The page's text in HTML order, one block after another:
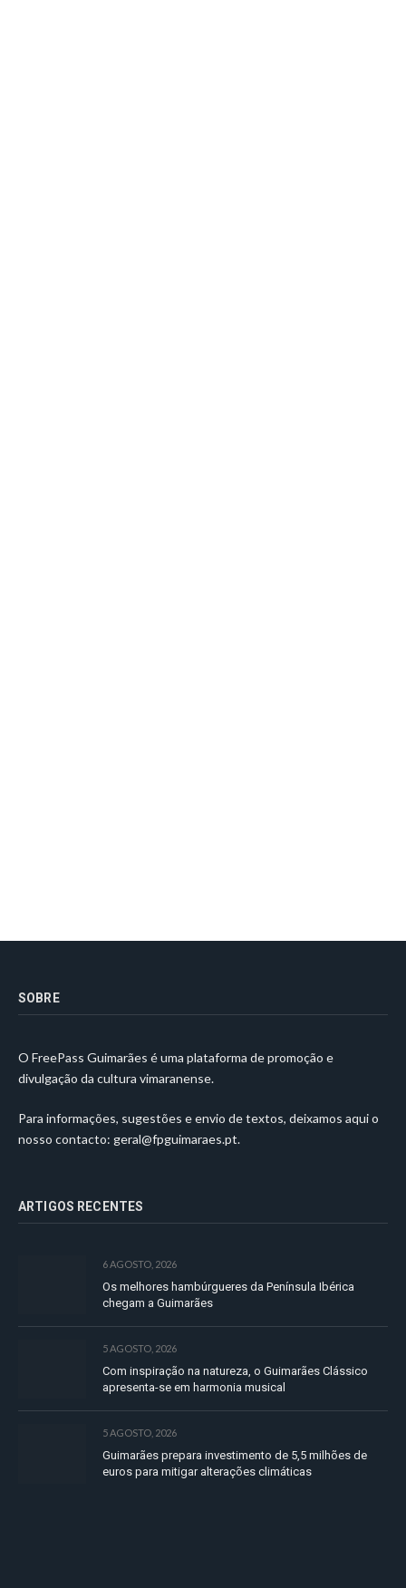
SOBRE
O FreePass Guimarães é uma plataforma de promoção e
divulgação da cultura vimaranense.
Para informações, sugestões e envio de textos, deixamos aqui o
nosso contacto: geral@fpguimaraes.pt.
ARTIGOS RECENTES
6 AGOSTO, 2026
Os melhores hambúrgueres da Península Ibérica
chegam a Guimarães
5 AGOSTO, 2026
Com inspiração na natureza, o Guimarães Clássico
apresenta-se em harmonia musical
5 AGOSTO, 2026
Guimarães prepara investimento de 5,5 milhões de
euros para mitigar alterações climáticas